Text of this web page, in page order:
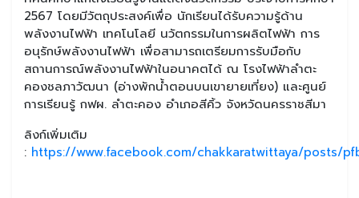
2567 โดยมีวัตถุประสงค์เพื่อ นักเรียนได้รับความรู้ด้าน
พลังงานไฟฟ้า เทคโนโลยี นวัตกรรมในการผลิตไฟฟ้า การ
อนุรักษ์พลังงานไฟฟ้า เพื่อสามารถเตรียมการรับมือกับ
สถานการณ์พลังงานไฟฟ้าในอนาคตได้ ณ โรงไฟฟ้าลำตะ
คองชลภาวัฒนา (อ่างพักน้ำตอนบนเขายายเที่ยง) และศูนย์
การเรียนรู้ กฟผ. ลำตะคอง อำเภอสีคิ้ว จังหวัดนครราชสีมา
ลิงก์เพิ่มเติม
: https://www.facebook.com/chakkaratwittaya/posts/